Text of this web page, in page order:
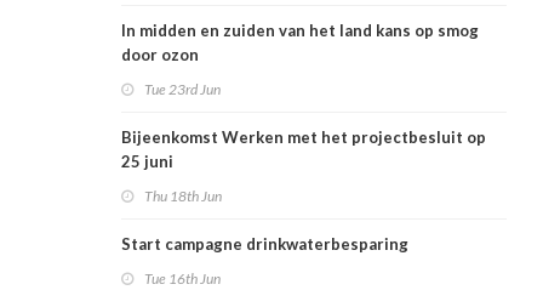
In midden en zuiden van het land kans op smog
door ozon
Tue 23rd Jun
Bijeenkomst Werken met het projectbesluit op
25 juni
Thu 18th Jun
Start campagne drinkwaterbesparing
Tue 16th Jun